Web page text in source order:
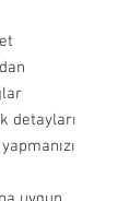
detayları